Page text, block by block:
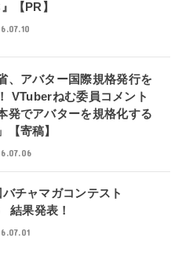
【PR】
、アバター国際規格発行を
VTuberねむ委員コメント
発でアバターを規格化する
【寄稿】
バチャマガコンテスト
結果発表！